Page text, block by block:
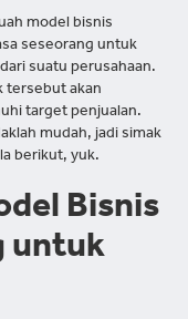
model bisnis
seseorang untuk
suatu perusahaan.
tersebut akan
target penjualan.
mudah, jadi simak
berikut, yuk.
Bisnis
untuk